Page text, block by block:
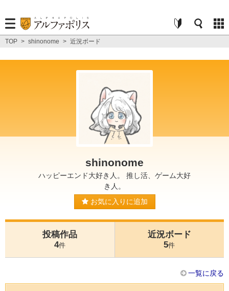
TOP > shinonome > 近況ボード
shinonome
ハッピーエンド大好き人。 推し活、ゲーム大好
き人。
お気に入りに追加
投稿作品
4件
近況ボード
5件
一覧に戻る